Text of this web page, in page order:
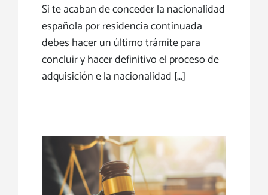
Si te acaban de conceder la nacionalidad
española por residencia continuada
debes hacer un último trámite para
concluir y hacer definitivo el proceso de
adquisición e la nacionalidad [...]